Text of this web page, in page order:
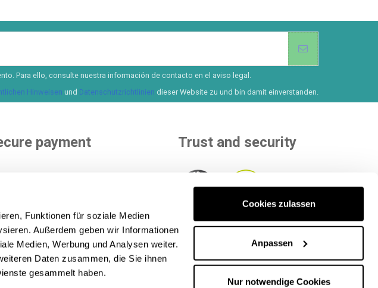
Funktionen für soziale Medien
Außerdem geben wir Informationen
Medien, Werbung und Analysen weiter.
Daten zusammen, die Sie ihnen
gesammelt haben.
Cookies zulassen
Anpassen
Nur notwendige Cookies
Para ello, consulte nuestra información de contacto en el aviso legal.
Hinweisen und Datenschutzrichtlinien dieser Website zu und bin damit einverstanden.
payment
choose how to pay. More than 8
to pay and finance your
See all payment methods.
Trust and security
Within to independent entities that
evaluate our quality.